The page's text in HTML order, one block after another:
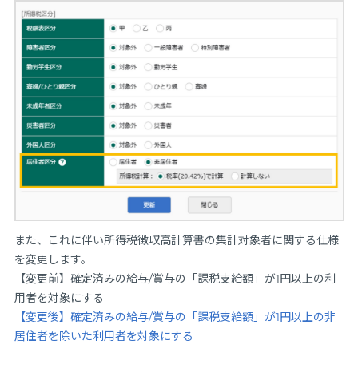
また、これに伴い所得税徴収高計算書の集計対象者に関する仕様
を変更します。
【変更前】確定済みの給与/賞与の「課税支給額」が1円以上の利
用者を対象にする
【変更後】確定済みの給与/賞与の「課税支給額」が1円以上の非
居住者を除いた利用者を対象にする